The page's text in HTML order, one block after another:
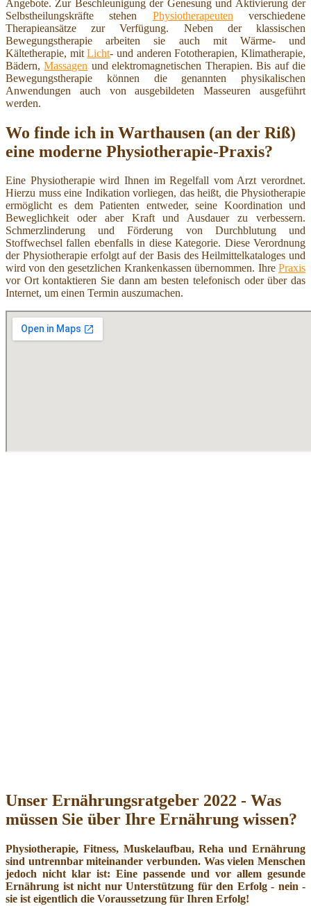
Angebote. Zur Beschleunigung der Genesung und Aktivierung der
Selbstheilungskräfte stehen Physiotherapeuten verschiedene
Therapieansätze zur Verfügung. Neben der klassischen
Bewegungstherapie arbeiten sie auch mit Wärme- und
Kältetherapie, mitLicht- und anderen Fototherapien, Klimatherapie,
Bädern,Massagen und elektromagnetischen Therapien. Bis auf die
Bewegungstherapie können die genannten physikalischen
Anwendungen auch von ausgebildeten Masseuren ausgeführt
werden.
Wo finde ich in Warthausen (an der Riß)
eine moderne Physiotherapie-Praxis?
Eine Physiotherapie wird Ihnen im Regelfall vom Arzt verordnet.
Hierzu muss eine Indikation vorliegen, das heißt, die Physiotherapie
ermöglicht es dem Patienten entweder, seine Koordination und
Beweglichkeit oder aber Kraft und Ausdauer zu verbessern.
Schmerzlinderung und Förderung von Durchblutung und
Stoffwechsel fallen ebenfalls in diese Kategorie. Diese Verordnung
der Physiotherapie erfolgt auf der Basis des Heilmittelkataloges und
wird von den gesetzlichen Krankenkassen übernommen. Ihre Praxis
vor Ort kontaktieren Sie dann am besten telefonisch oder über das
Internet, um einen Termin auszumachen.
Unser Ernährungsratgeber 2022 - Was
müssen Sie über Ihre Ernährung wissen?
Physiotherapie, Fitness, Muskelaufbau, Reha und Ernährung
sind untrennbar miteinander verbunden. Was vielen Menschen
jedoch nicht klar ist: Eine passende und vor allem gesunde
Ernährung ist nicht nur Unterstützung für den Erfolg - nein -
sie ist eigentlich die Voraussetzung für Ihren Erfolg!